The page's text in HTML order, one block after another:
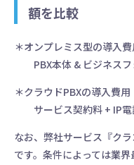
額を比較
＊オンプレミス型の導入費
PBX本体 & ビジネスフ
＊クラウドPBXの導入費用
サービス契約料 + IP電
なお、弊社サービス『ク
です。条件によっては業界